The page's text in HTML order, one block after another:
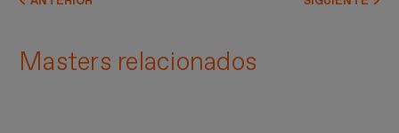
Masters relacionados